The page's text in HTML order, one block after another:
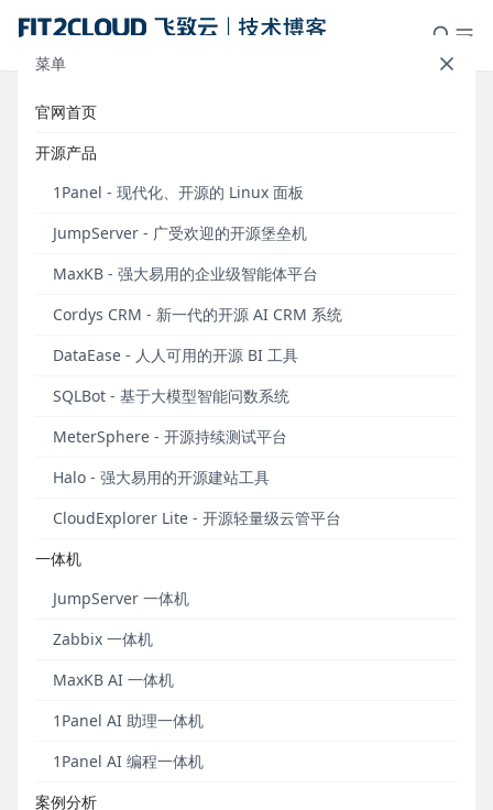
菜单
官网首页
开源产品
1Panel - 现代化、开源的 Linux 面板
JumpServer - 广受欢迎的开源堡垒机
MaxKB - 强大易用的企业级智能体平台
Cordys CRM - 新一代的开源 AI CRM 系统
DataEase - 人人可用的开源 BI 工具
SQLBot - 基于大模型智能问数系统
MeterSphere - 开源持续测试平台
Halo - 强大易用的开源建站工具
CloudExplorer Lite - 开源轻量级云管平台
一体机
JumpServer 一体机
Zabbix 一体机
MaxKB AI 一体机
1Panel AI 助理一体机
1Panel AI 编程一体机
案例分析
教程丨使用MeterSphere做Dubbo
接口测试
Java RPC服务框架。它可以让应用通过高性能的RPC
实现服务的输出和输入功能，可与Spring框架无缝集
契合微服务，在国内有着比较广泛的用户群体。
针对HTTP接口的接口测试大家都比较熟悉，那么针对
Dubbo框架的接口该如何进行测试呢？本文将介绍常
持续测试平台手把手地教您如何进行Dubbo接口测
试。
Dubbo简介
Dubbo的技术架构如下图所示：